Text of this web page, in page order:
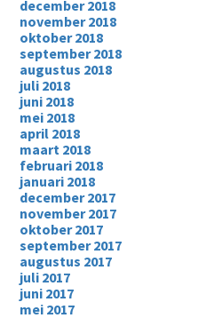
december 2018
november 2018
oktober 2018
september 2018
augustus 2018
juli 2018
juni 2018
mei 2018
april 2018
maart 2018
februari 2018
januari 2018
december 2017
november 2017
oktober 2017
september 2017
augustus 2017
juli 2017
juni 2017
mei 2017